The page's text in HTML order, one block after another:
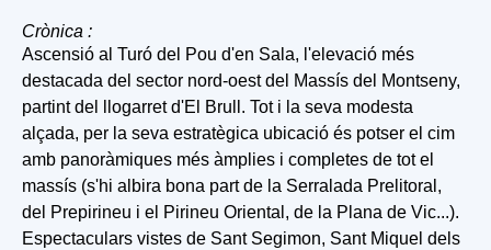
Crònica :
Ascensió al Turó del Pou d'en Sala, l'elevació més
destacada del sector nord-oest del Massís del Montseny,
partint del llogarret d'El Brull. Tot i la seva modesta
alçada, per la seva estratègica ubicació és potser el cim
amb panoràmiques més àmplies i completes de tot el
massís (s'hi albira bona part de la Serralada Prelitoral,
del Prepirineu i el Pirineu Oriental, de la Plana de Vic...).
Espectaculars vistes de Sant Segimon, Sant Miquel dels